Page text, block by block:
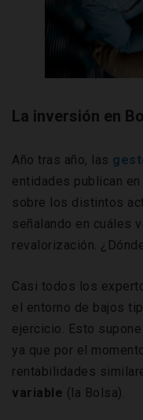
La inversión en
Año tras año, las
entidades publican
sobre los distintos
señalando en cuáles
revalorización.
Casi todos los
el entorno de bajos
ejercicio. Esto
ya que por el
rentabilidades
variable (la Bolsa).